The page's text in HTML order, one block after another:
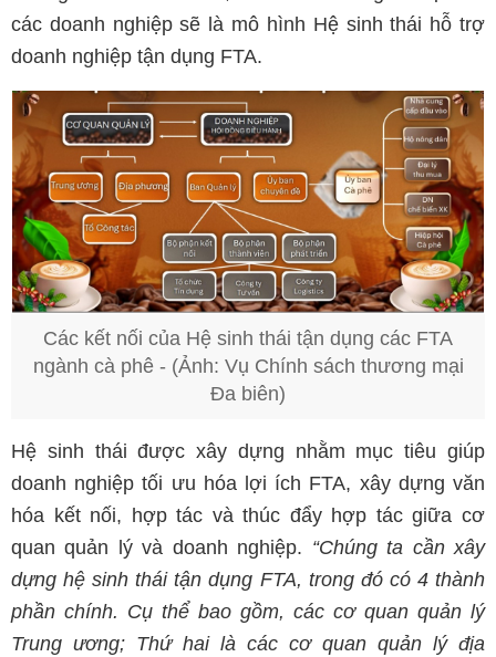
các doanh nghiệp sẽ là mô hình Hệ sinh thái hỗ trợ
doanh nghiệp tận dụng FTA.
Các kết nối của Hệ sinh thái tận dụng các FTA
ngành cà phê - (Ảnh: Vụ Chính sách thương mại
Đa biên)
Hệ sinh thái được xây dựng nhằm mục tiêu giúp
doanh nghiệp tối ưu hóa lợi ích FTA, xây dựng văn
hóa kết nối, hợp tác và thúc đẩy hợp tác giữa cơ
quan quản lý và doanh nghiệp. “Chúng ta cần xây
dựng hệ sinh thái tận dụng FTA, trong đó có 4 thành
phần chính. Cụ thể bao gồm, các cơ quan quản lý
Trung ương; Thứ hai là các cơ quan quản lý địa